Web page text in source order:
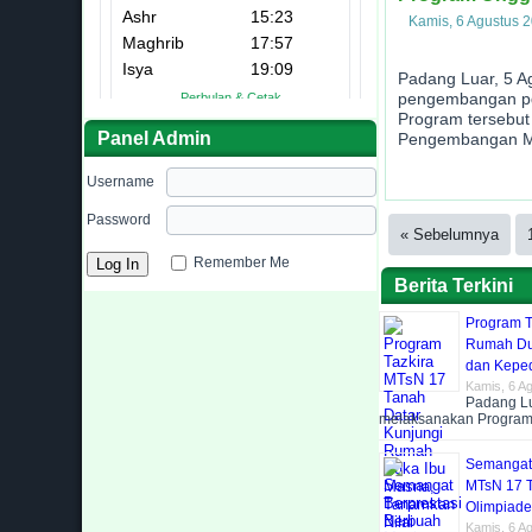
Panel Admin
Username
Password
Remember Me
17 TANAH DATAR
17 Tanah Datar
Sebuah
Penunjukan
Madrasah
Setiap Hari
Madrasah
Para peserta
Kamis, 6 Agustus
Padang Luar, 5
pengembangan
Program
Pengembangan
« Sebelumnya
Berita Terkini
Program
Rumah
dan
Kamis, 6
Padang
melaksanakan Program
MTsN 17
Kamis, 6